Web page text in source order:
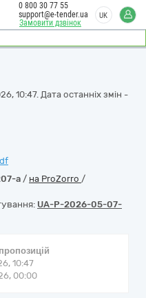
Замовити дзвінок
0 800 30 77 55
support@e-tender.ua
UK
10:47. Дата останніх змін -
a / на ProZorro /
UA-P-2026-05-07-
10:47
00:00